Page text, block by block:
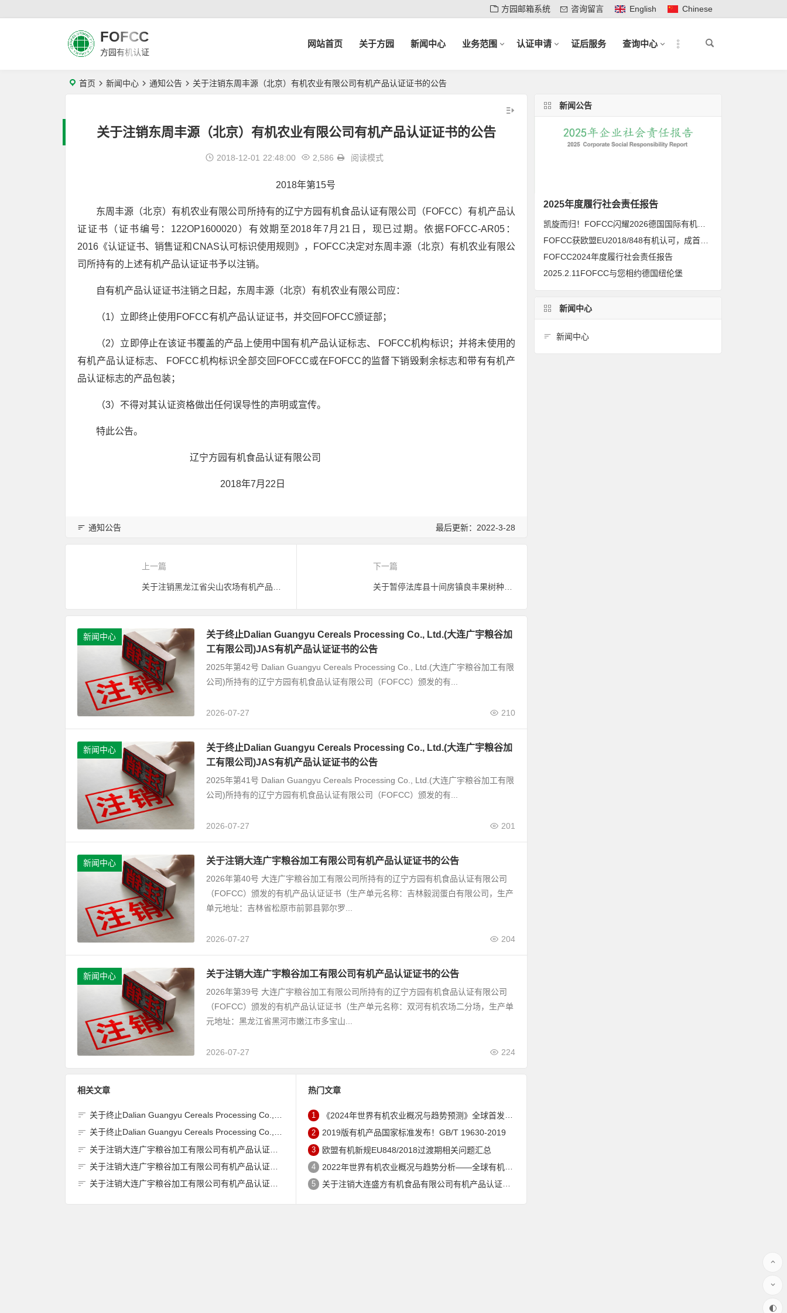
方园邮箱系统 咨询留言 English Chinese
FOFCC
方园有机认证
网站首页 关于方园 新闻中心 业务范围 认证申请 证后服务 查询中心
首页 新闻中心 通知公告 关于注销东周丰源（北京）有机农业有限公司有机产品认证证书的公告
关于注销东周丰源（北京）有机农业有限公司有机产品认证证书的公告
2018-12-01 22:48:00 2,586 阅读模式
2018年第15号
东周丰源（北京）有机农业有限公司所持有的辽宁方园有机食品认证有限公司（FOFCC）有机产品认
证证书（证书编号：122OP1600020）有效期至2018年7月21日，现已过期。依据FOFCC-AR05：
2016《认证证书、销售证和CNAS认可标识使用规则》，FOFCC决定对东周丰源（北京）有机农业有限公
司所持有的上述有机产品认证证书予以注销。
自有机产品认证证书注销之日起，东周丰源（北京）有机农业有限公司应：
（1）立即终止使用FOFCC有机产品认证证书，并交回FOFCC颁证部；
（2）立即停止在该证书覆盖的产品上使用中国有机产品认证标志、 FOFCC机构标识；并将未使用的
有机产品认证标志、 FOFCC机构标识全部交回FOFCC或在FOFCC的监督下销毁剩余标志和带有有机产
品认证标志的产品包装；
（3）不得对其认证资格做出任何误导性的声明或宣传。
特此公告。
辽宁方园有机食品认证有限公司
2018年7月22日
通知公告 最后更新：2022-3-28
上一篇 下一篇
关于暂停法库县十间房镇良丰果树种植园有机产品认证证书的公告
新闻中心
关于终止Dalian Guangyu Cereals Processing Co., Ltd.(大连广宇粮谷加
工有限公司)JAS有机产品认证证书的公告
2025年第42号 Dalian Guangyu Cereals Processing Co., Ltd.(大连广宇粮谷加工有限
公司)所持有的辽宁方园有机食品认证有限公司（FOFCC）颁发的有...
2026-07-27 210
新闻中心
关于终止Dalian Guangyu Cereals Processing Co., Ltd.(大连广宇粮谷加
工有限公司)JAS有机产品认证证书的公告
2025年第41号 Dalian Guangyu Cereals Processing Co., Ltd.(大连广宇粮谷加工有限
公司)所持有的辽宁方园有机食品认证有限公司（FOFCC）颁发的有...
2026-07-27 201
新闻中心 关于注销大连广宇粮谷加工有限公司有机产品认证证书的公告
2026年第40号 大连广宇粮谷加工有限公司所持有的辽宁方园有机食品认证有限公司
（FOFCC）颁发的有机产品认证证书（生产单元名称：吉林毅润蛋白有限公司，生产
单元地址：吉林省松原市前郭县郭尔罗...
2026-07-27 204
新闻中心 关于注销大连广宇粮谷加工有限公司有机产品认证证书的公告
2026年第39号 大连广宇粮谷加工有限公司所持有的辽宁方园有机食品认证有限公司
（FOFCC）颁发的有机产品认证证书（生产单元名称：双河有机农场二分场，生产单
元地址：黑龙江省黑河市嫩江市多宝山...
2026-07-27 224
相关文章
关于终止Dalian Guangyu Cereals Processing Co., Ltd.(大连广宇粮谷加工有限公司)JAS有机产品认证证书的公告
关于终止Dalian Guangyu Cereals Processing Co., Ltd.(大连广宇粮谷加工有限公司)JAS有机产品认证证书的公告
关于注销大连广宇粮谷加工有限公司有机产品认证证书的公告
关于注销大连广宇粮谷加工有限公司有机产品认证证书的公告
关于注销大连广宇粮谷加工有限公司有机产品认证证书的公告
热门文章
1 《2024年世界有机农业概况与趋势预测》全球首发 – 中国有机市场规模跻身世界第三
2 2019版有机产品国家标准发布！GB/T 19630-2019
3 欧盟有机新规EU848/2018过渡期相关问题汇总
4 2022年世界有机农业概况与趋势分析——全球有机农地现状与有机食品（含饮料）市场
5 关于注销大连盛方有机食品有限公司有机产品认证证书的公告
新闻公告
2025年度履行社会责任报告
FOFCC2024年度履行社会责任报告
2025.2.11FOFCC与您相约德国纽伦堡
新闻中心
新闻中心